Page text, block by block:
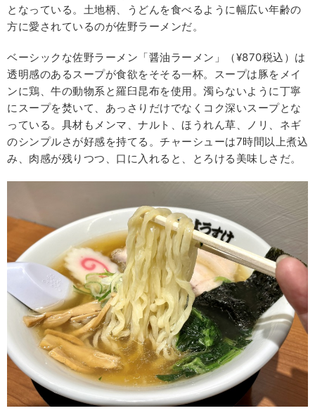
となっている。土地柄、うどんを食べるように幅広い年齢の
方に愛されているのが佐野ラーメンだ。
ベーシックな佐野ラーメン「醤油ラーメン」（¥870税込）は
透明感のあるスープが食欲をそそる一杯。スープは豚をメイ
ンに鶏、牛の動物系と羅臼昆布を使用。濁らないように丁寧
にスープを焚いて、あっさりだけでなくコク深いスープとな
っている。具材もメンマ、ナルト、ほうれん草、ノリ、ネギ
のシンプルさが好感を持てる。チャーシューは7時間以上煮込
み、肉感が残りつつ、口に入れると、とろける美味しさだ。